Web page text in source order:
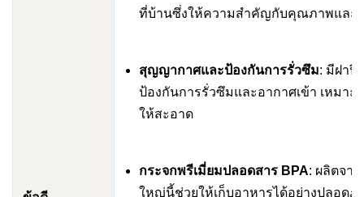
ที่บ้านซึ่งให้ความสำคัญกับคุณภาพและก
สุญญากาศและป้องกันการรั่วซึม: มีฝาปิ
ป้องกันการรั่วซึมและอากาศเข้า เหมา
ให้สะอาด
กระจกพรีเมี่ยมปลอดสาร BPA: ผลิตจา
ใหญ่นี้ช่วยให้เก็บอาหารได้อย่างปลอด